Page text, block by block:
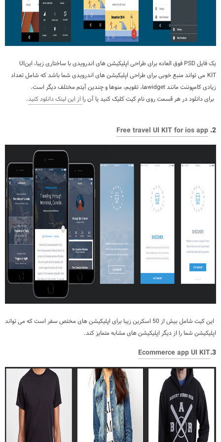
یک فایلPSD فوق العاده برای طراحی اپلیکیشن های اندرویدی با ساختاری زیبا، اینUI
KIT می تواند منبع خوبی برای طراحی اپلیکیشن های اندرویدی شما باشد که شامل تعداد
زیادی کامپوننت مانندwidgetها، تقویم، منوها و چندین آیتم مختلف دیگر است.
برای دانلود در هر قسمت روی نام کیت کلیک کنید یا آن را از این لینک دانلود کنید.
2.
Free travel UI KIT for ios app
این کیت شامل بیش از 50 اسکرین زیبا برای اپلیکیشن های مختص سفر است که می تواند
اپلیکیشن شما را از دیگر اپلیکیشن های مشابه متمایز کند.
3.
Ecommerce app UI KIT